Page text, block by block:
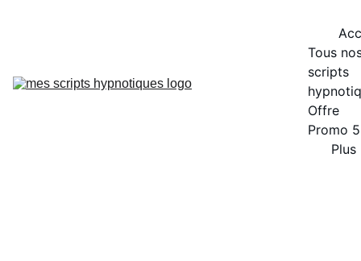
Tous
scripts
Offre
Promo
Plus